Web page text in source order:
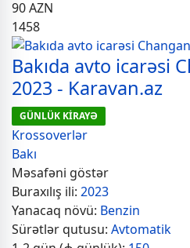
90AZN
1458
Bakıda avto icarəsi
2023 - Karavan.az
GÜNLÜK KİRAYƏ
Krossoverlər
Bakı
Məsafəni göstər
Buraxılış ili: 2023
Yanacaq növü: Benzin
Sürətlər qutusu: Avtomatik